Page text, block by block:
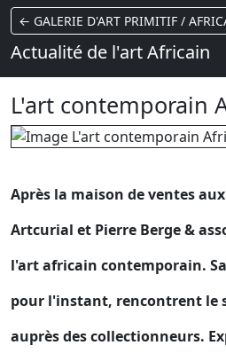
← GALERIE D'ART PRIMITIF /
Actualité de l'art Africain
L'art contemporain
Après la maison de ventes
Artcurial et Pierre Berge &
l'art africain contemporain.
pour l'instant, rencontrent le
auprès des collectionneurs.